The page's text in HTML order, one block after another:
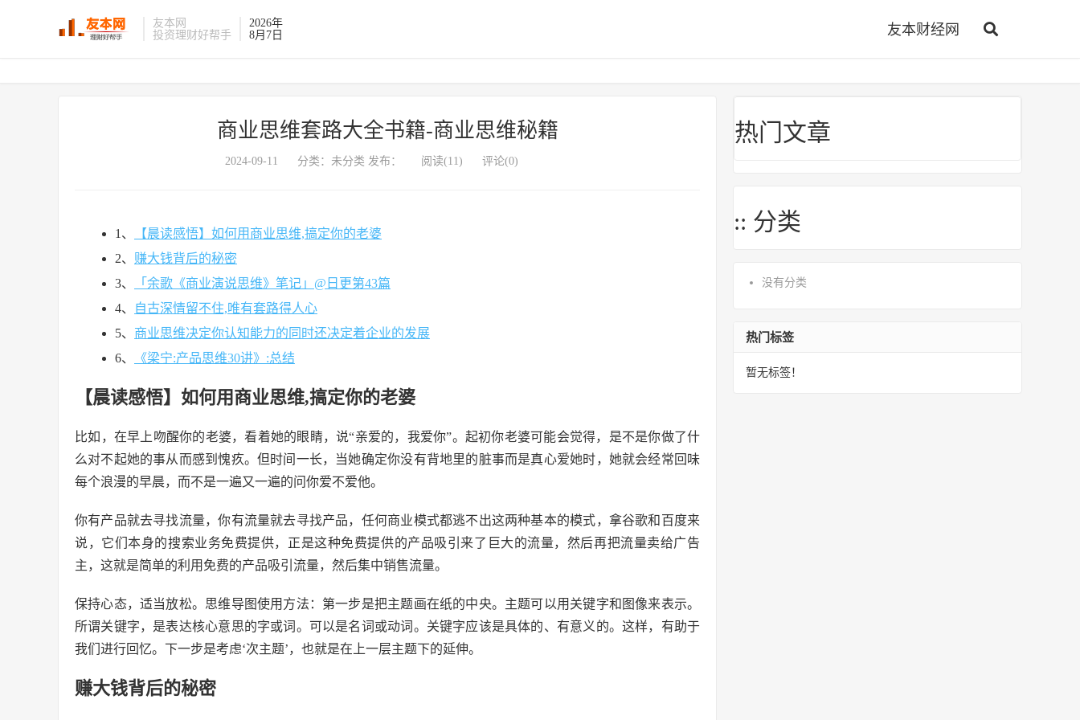
友本网
投资理财好帮手
2026年
8月7日
友本财经网
商业思维套路大全书籍-商业思维秘籍
2024-09-11 分类：未分类 发布： 阅读(11) 评论(0)
1、
【晨读感悟】如何用商业思维,搞定你的老婆
2、 赚大钱背后的秘密
3、
「余歌《商业演说思维》笔记」@日更第43篇
4、
自古深情留不住,唯有套路得人心
5、 商业思维决定你认知能力的同时还决定着企业的发展
6、
《梁宁:产品思维30讲》:总结
【晨读感悟】如何用商业思维,搞定你的老婆
比如，在早上吻醒你的老婆，看着她的眼睛，说“亲爱的，我爱你”。起初你老婆可能会觉得，是不是你做了什
么对不起她的事从而感到愧疚。但时间一长，当她确定你没有背地里的脏事而是真心爱她时，她就会经常回味
每个浪漫的早晨，而不是一遍又一遍的问你爱不爱他。
你有产品就去寻找流量，你有流量就去寻找产品，任何商业模式都逃不出这两种基本的模式，拿谷歌和百度来
说，它们本身的搜索业务免费提供，正是这种免费提供的产品吸引来了巨大的流量，然后再把流量卖给广告
主，这就是简单的利用免费的产品吸引流量，然后集中销售流量。
保持心态，适当放松。思维导图使用方法：第一步是把主题画在纸的中央。主题可以用关键字和图像来表示。
所谓关键字，是表达核心意思的字或词。可以是名词或动词。关键字应该是具体的、有意义的。这样，有助于
我们进行回忆。下一步是考虑‘次主题’，也就是在上一层主题下的延伸。
赚大钱背后的秘密
热门文章
:: 分类
没有分类
热门标签
暂无标签！